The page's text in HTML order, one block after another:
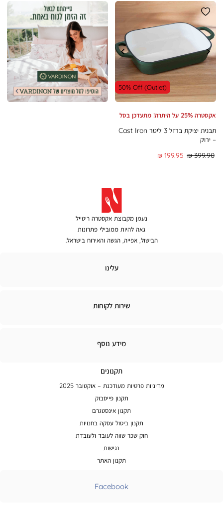
50% Off (Outlet)
אקסטרה 25% על היתרה! מתעדכן בסל
תבנית יציקת ברזל 3 ליטר Cast Iron
– ירוק
מחיר
199.95 ₪
מחיר
399.90 ₪
|
אינפייג'
נעמן
מעבר
לאתר
ורדינון
(105)
|
אינפייג'
נעמן
מעבר
לאתר
ורדינון
(105)
נעמן מקבוצת אקסטרה ריטייל
גאה להיות ממובילי פתרונות
הבישול, אפייה, הגשה והאירוח בישראל.
עלינו
שירות לקוחות
מידע
מידע נוסף
תקנונים
מדיניות פרטיות מעודכנת – אוקטובר 2025
תקנון פייסבוק
תקנון אינסטגרם
תקנון ביטול עסקה בחנויות
חוק שכר שווה לעובד ולעובדת
נגישות
תקנון האתר
Facebook